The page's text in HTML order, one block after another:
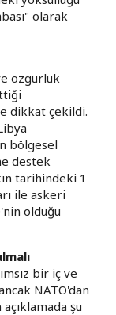
olarak
özgürlük
dikkat çekildi.
bölgesel
destek
tarihindeki 1
ile askeri
olduğu
bir iç ve
NATO'dan
şu